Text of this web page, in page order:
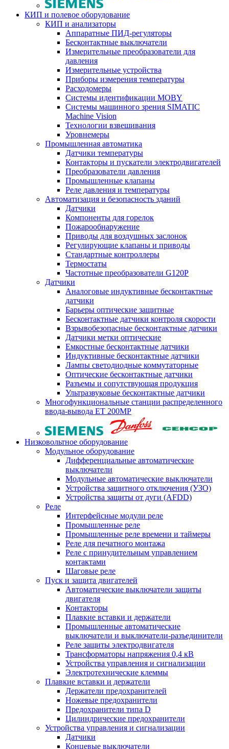
КИП и полевое оборудование
КИП и анализаторы
Аппаратные ПИД-регуляторы
Бесконтактные выключатели
Измерительные преобразователи для
давления
Измерительные устройства
Приборы измерения температуры
Расходомеры
Системы идентификации MOBY
Системы машинного зрения SIMATIC
Machine Vision
Технологии взвешивания
Уровнемеры
Промышленная автоматика
Датчики температуры
Контакторы и пускатели электродвигателей
Преобразователи давления
Промышленные клапаны
Реле давления и температуры
Автоматизация и безопасность зданий
Датчики
Компоненты для горелок
Пожарообнаружение
Приводы для воздушных заслонок
Регулирующие клапаны и приводы
Стандартные контроллеры
Термостаты
Частотные преобразователи G120P
Датчики
Аналоговые индуктивные бесконтактные
датчики
Барьеры оптические защитные
Бесконтактные датчики контроля скорости
Взрывобезопасные бесконтактные датчики
Датчики метки оптические
Емкостные бесконтактные датчики
Индуктивные бесконтактные датчики
Лампы светодиодные коммутаторные
Оптические бесконтактные датчики
Разъемы и сопутствующая продукция
Ультразвуковые бесконтактные датчики
Многофункциональные станции распределенного
ввода-вывода ET 200MP
Низковольтное оборудование
Модульное оборудование
Дифференциальные автоматические
выключатели
Модульные автоматические выключатели
Устройства защитного отключения (УЗО)
Устройства защиты от дуги (AFDD)
Реле
Интерфейсные модули реле
Промышленные реле
Промышленные реле времени и таймеры
Реле для печатного монтажа
Реле с принудительным управлением
контактами
Шаговые реле
Пуск и защита двигателей
Автоматические выключатели защиты
двигателя
Контакторы
Плавкие вставки и держатели
Промышленные автоматические
выключатели и выключатели-разъединители
Реле защиты электродвигателя
Трансформаторы напряжения 0,4 кВ
Устройства управления и сигнализации
Электротехнические клеммы
Плавкие вставки и держатели
Держатели предохранителей
Ножевые предохранители
Предохранители типа D
Цилиндрические предохранители
Устройства управления и сигнализации
Датчики
Концевые выключатели